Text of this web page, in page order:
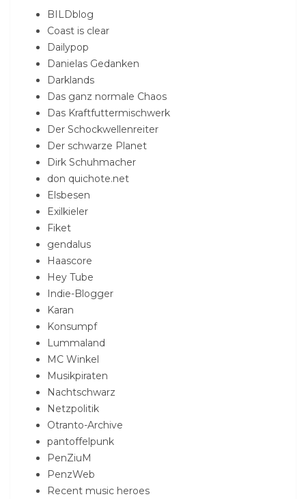
BILDblog
Coast is clear
Dailypop
Danielas Gedanken
Darklands
Das ganz normale Chaos
Das Kraftfuttermischwerk
Der Schockwellenreiter
Der schwarze Planet
Dirk Schuhmacher
don quichote.net
Elsbesen
Exilkieler
Fiket
gendalus
Haascore
Hey Tube
Indie-Blogger
Karan
Konsumpf
Lummaland
MC Winkel
Musikpiraten
Nachtschwarz
Netzpolitik
Otranto-Archive
pantoffelpunk
PenZiuM
PenzWeb
Recent music heroes